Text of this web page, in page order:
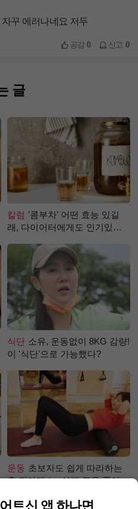
꾸 에러나네요 저두
공감0 신고 0
글
칼럼 '콤부차' 어떤 효능 있길
래, 다이어터에게도 인기있는
식단 소유, 운동없이 8KG 감량!
이 '식단'으로 가능했다?
운동 초보자도 쉽게 따라하는
홈 필라테스 –어깨 근육 풀어주
트신 앱 하나면